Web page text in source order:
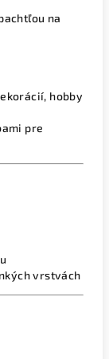
na
hobby
pre
vrstvách